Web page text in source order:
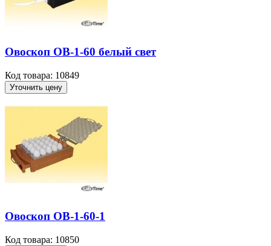
Овоскоп ОВ-1-60 белый свет
Код товара: 10849
Уточнить цену
Овоскоп ОВ-1-60-1
Код товара: 10850